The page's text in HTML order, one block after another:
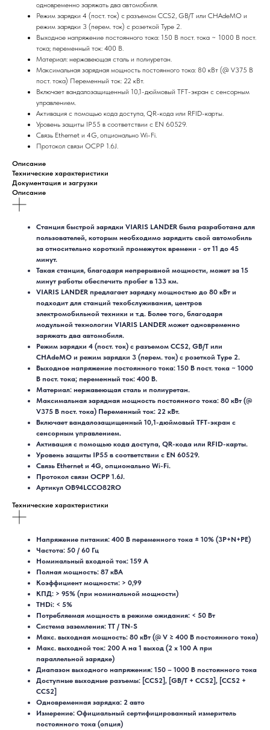
одновременно заряжать два автомобиля.
Режим зарядки 4 (пост. ток) с разъемом CCS2, GB/T или CHAdeMO и
режим зарядки 3 (перем. ток) с розеткой Type 2.
Выходное напряжение постоянного тока: 150 В пост. тока ~ 1000 В пост.
тока; переменный ток: 400 В.
Материал: нержавеющая сталь и полиуретан.
Максимальная зарядная мощность постоянного тока: 80 кВт (@ V375 В
пост. тока) Переменный ток: 22 кВт.
Включает вандалозащищенный 10,1-дюймовый TFT-экран с сенсорным
управлением.
Активация с помощью кода доступа, QR-кода или RFID-карты.
Уровень защиты IP55 в соответствии с EN 60529.
Связь Ethernet и 4G, опционально Wi-Fi.
Протокол связи OCPP 1.6J.
Описание
Технические характеристики
Документация и загрузки
Описание
Станция быстрой зарядки VIARIS LANDER была разработана для
пользователей, которым необходимо зарядить свой автомобиль
за относительно короткий промежуток времени - от 11 до 45
минут.
Такая станция, благодаря непрерывной мощности, может за 15
минут работы обеспечить пробег в 133 км.
VIARIS LANDER предлагает зарядку мощностью до 80 кВт и
подходит для станций техобслуживания, центров
электромобильной техники и т.д. Более того, благодаря
модульной технологии VIARIS LANDER может одновременно
заряжать два автомобиля.
Режим зарядки 4 (пост. ток) с разъемом CCS2, GB/T или
CHAdeMO и режим зарядки 3 (перем. ток) с розеткой Type 2.
Выходное напряжение постоянного тока: 150 В пост. тока ~ 1000
В пост. тока; переменный ток: 400 В.
Материал: нержавеющая сталь и полиуретан.
Максимальная зарядная мощность постоянного тока: 80 кВт (@
V375 В пост. тока) Переменный ток: 22 кВт.
Включает вандалозащищенный 10,1-дюймовый TFT-экран с
сенсорным управлением.
Активация с помощью кода доступа, QR-кода или RFID-карты.
Уровень защиты IP55 в соответствии с EN 60529.
Связь Ethernet и 4G, опционально Wi-Fi.
Протокол связи OCPP 1.6J.
Артикул OB94LССO82RO
Технические характеристики
Напряжение питания: 400 В переменного тока ± 10% (3P+N+PE)
Частота: 50 / 60 Гц
Номинальный входной ток: 159 А
Полная мощность: 87 кВА
Коэффициент мощности: > 0,99
КПД: > 95% (при номинальной мощности)
THDi: < 5%
Потребляемая мощность в режиме ожидания: < 50 Вт
Система заземления: TT / TN-S
Макс. выходная мощность: 80 кВт (@ V ≥ 400 В постоянного тока)
Макс. выходной ток: 200 А на 1 выход (2 х 100 А при
параллельной зарядке)
Диапазон выходного напряжения: 150 – 1000 В постоянного тока
Доступные выходные разъемы: [CCS2], [GB/T + CCS2], [CCS2 +
CCS2]
Одновременная зарядка: 2 авто
Измерение: Официальный сертифицированный измеритель
постоянного тока (опция)